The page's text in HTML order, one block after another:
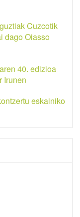
Cuzcotik
dago Oiasso
40. edizioa
Irunen
eskainiko